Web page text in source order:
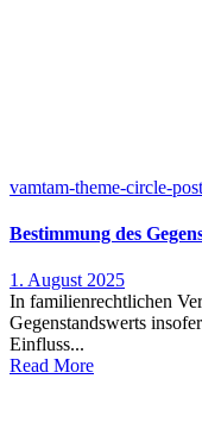
vamtam-theme-circle-post
Bestimmung des
1. August 2025
In familienrechtlichen
Gegenstandswerts
Einfluss...
Read More